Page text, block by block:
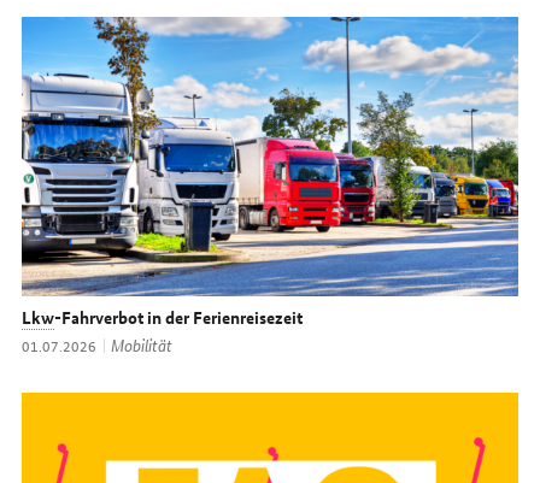
Lkw-Fahrverbot in der Ferienreisezeit
Datum:
01.07.2026 Thema:
Mobilität